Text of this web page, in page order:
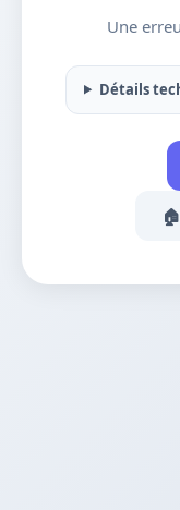
Une
Détails